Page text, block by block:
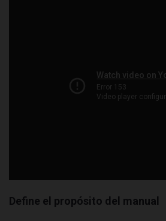
Define el propósito del manual